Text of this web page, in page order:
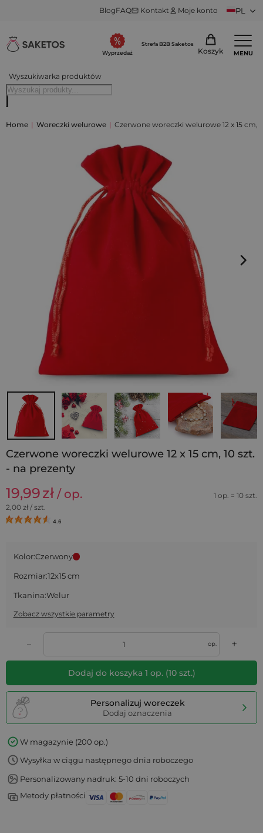
BlogFAQ Kontakt Moje konto PL
Wyszukiwarka produktów
Wyprzedaż
Strefa B2B Saketos
Koszyk MENU
Home | Woreczki welurowe | Czerwone woreczki welurowe 12 x 15 cm,
Czerwone woreczki welurowe 12 x 15 cm, 10 szt.
- na prezenty
19,99zł / op.
1 op. = 10 szt.
2,00 zł / szt.
4.6
Kolor:Czerwony
Rozmiar:12x15 cm
Tkanina:Welur
Zobacz wszystkie parametry
– op. +
Dodaj do koszyka 1 op. (10szt.)
Personalizuj woreczek
Dodaj oznaczenia
W magazynie (200 op.)
Wysyłka w ciągu następnego dnia roboczego
Personalizowany nadruk: 5-10 dni roboczych
Metody płatności